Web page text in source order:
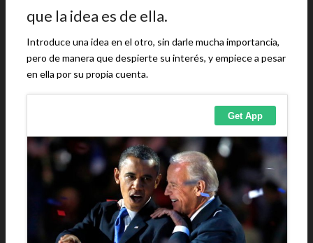
que la idea es de ella.
Introduce una idea en el otro, sin darle mucha importancia,
pero de manera que despierte su interés, y empiece a pesar
en ella por su propia cuenta.